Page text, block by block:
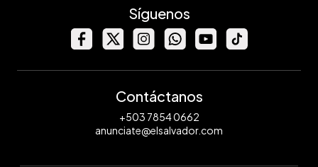
Síguenos
Contáctanos
+503 7854 0662
anunciate@elsalvador.com